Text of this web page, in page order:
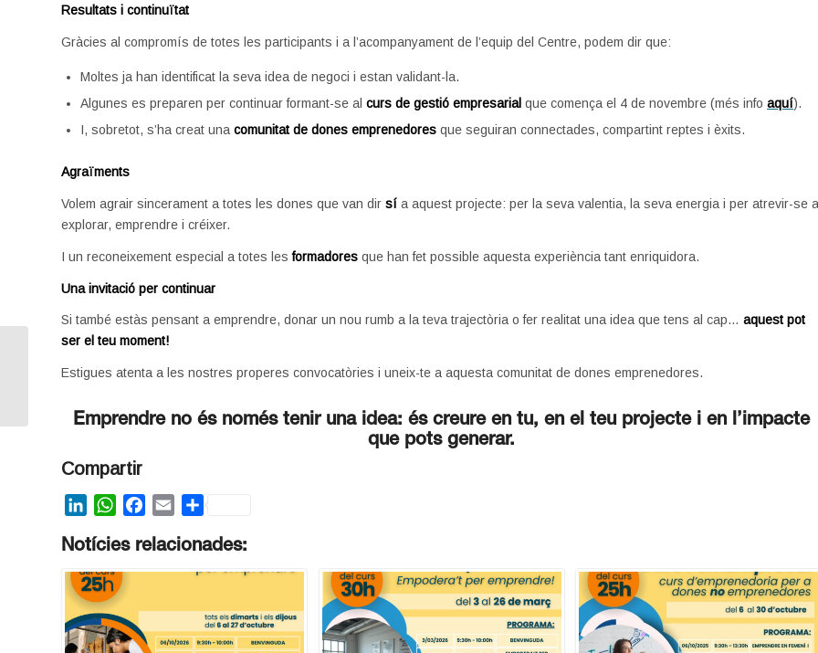
Resultats i continuïtat
Gràcies al compromís de totes les participants i a l’acompanyament de l’equip del Centre, podem dir que:
Moltes ja han identificat la seva idea de negoci i estan validant-la.
Algunes es preparen per continuar formant-se al curs de gestió empresarial que comença el 4 de novembre (més info aquí).
I, sobretot, s’ha creat una comunitat de dones emprenedores que seguiran connectades, compartint reptes i èxits.
Agraïments
Volem agrair sincerament a totes les dones que van dir sí a aquest projecte: per la seva valentia, la seva energia i per atrevir-se a
explorar, emprendre i créixer.
I un reconeixement especial a totes les formadores que han fet possible aquesta experiència tant enriquidora.
Una invitació per continuar
Si també estàs pensant a emprendre, donar un nou rumb a la teva trajectòria o fer realitat una idea que tens al cap… aquest pot
ser el teu moment!
Estigues atenta a les nostres properes convocatòries i uneix-te a aquesta comunitat de dones emprenedores.
Emprendre no és només tenir una idea: és creure en tu, en el teu projecte i en l’impacte
que pots generar.
Compartir
LinkedInWhatsAppFacebook
EmailShare
Notícies relacionades:
El Centre d’Empreses
participa a la Jornada